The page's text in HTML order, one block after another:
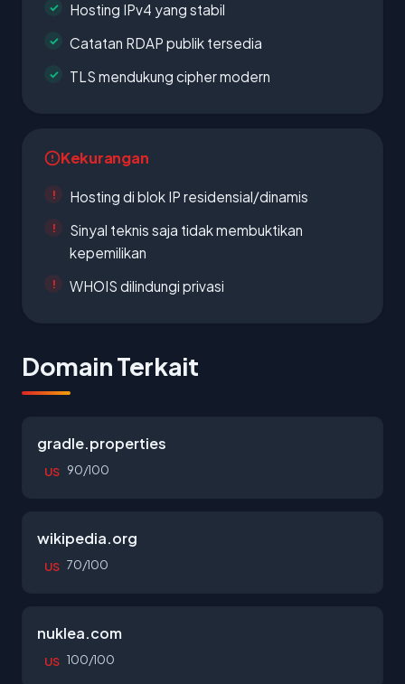
Hosting IPv4 yang stabil
Catatan RDAP publik tersedia
TLS mendukung cipher modern
Kekurangan
Hosting di blok IP residensial/dinamis
Sinyal teknis saja tidak membuktikan
kepemilikan
WHOIS dilindungi privasi
Domain Terkait
gradle.properties
US 90/100
wikipedia.org
US 70/100
nuklea.com
US 100/100